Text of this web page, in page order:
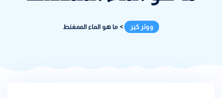
ووتر كير > ما هو الماء الممغنط